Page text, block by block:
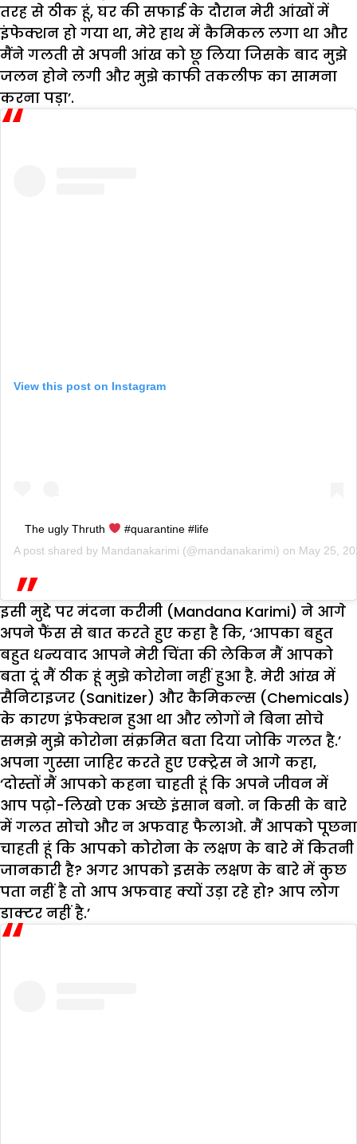
तरह से ठीक हूं, घर की सफाई के दौरान मेरी आंखों में
इंफेक्शन हो गया था, मेरे हाथ में कैमिकल लगा था और
मैंने गलती से अपनी आंख को छू लिया जिसके बाद मुझे
जलन होने लगी और मुझे काफी तकलीफ का सामना
करना पड़ा’.
View this post on Instagram
The ugly Thruth
#quarantine #life
A post shared by Mandanakarimi (@mandanakarimi) on May 25,
इसी मुद्दे पर मंदना करीमी (Mandana Karimi) ने आगे
अपने फैंस से बात करते हुए कहा है कि, ‘आपका बहुत
बहुत धन्यवाद आपने मेरी चिंता की लेकिन मैं आपको
बता दूं मैं ठीक हूं मुझे कोरोना नहीं हुआ है. मेरी आंख में
सैनिटाइजर (Sanitizer) और कैमिकल्स (Chemicals)
के कारण इंफेक्शन हुआ था और लोगों ने बिना सोचे
समझे मुझे कोरोना संक्रमित बता दिया जोकि गलत है.’
अपना गुस्सा जाहिर करते हुए एक्ट्रेस ने आगे कहा,
‘दोस्तों मैं आपको कहना चाहती हूं कि अपने जीवन में
आप पढ़ो-लिखो एक अच्छे इंसान बनो. न किसी के बारे
में गलत सोचो और न अफवाह फैलाओ. मैं आपको पूछना
चाहती हूं कि आपको कोरोना के लक्षण के बारे में कितनी
जानकारी है? अगर आपको इसके लक्षण के बारे में कुछ
पता नहीं है तो आप अफवाह क्यों उड़ा रहे हो? आप लोग
डाक्टर नहीं है.’